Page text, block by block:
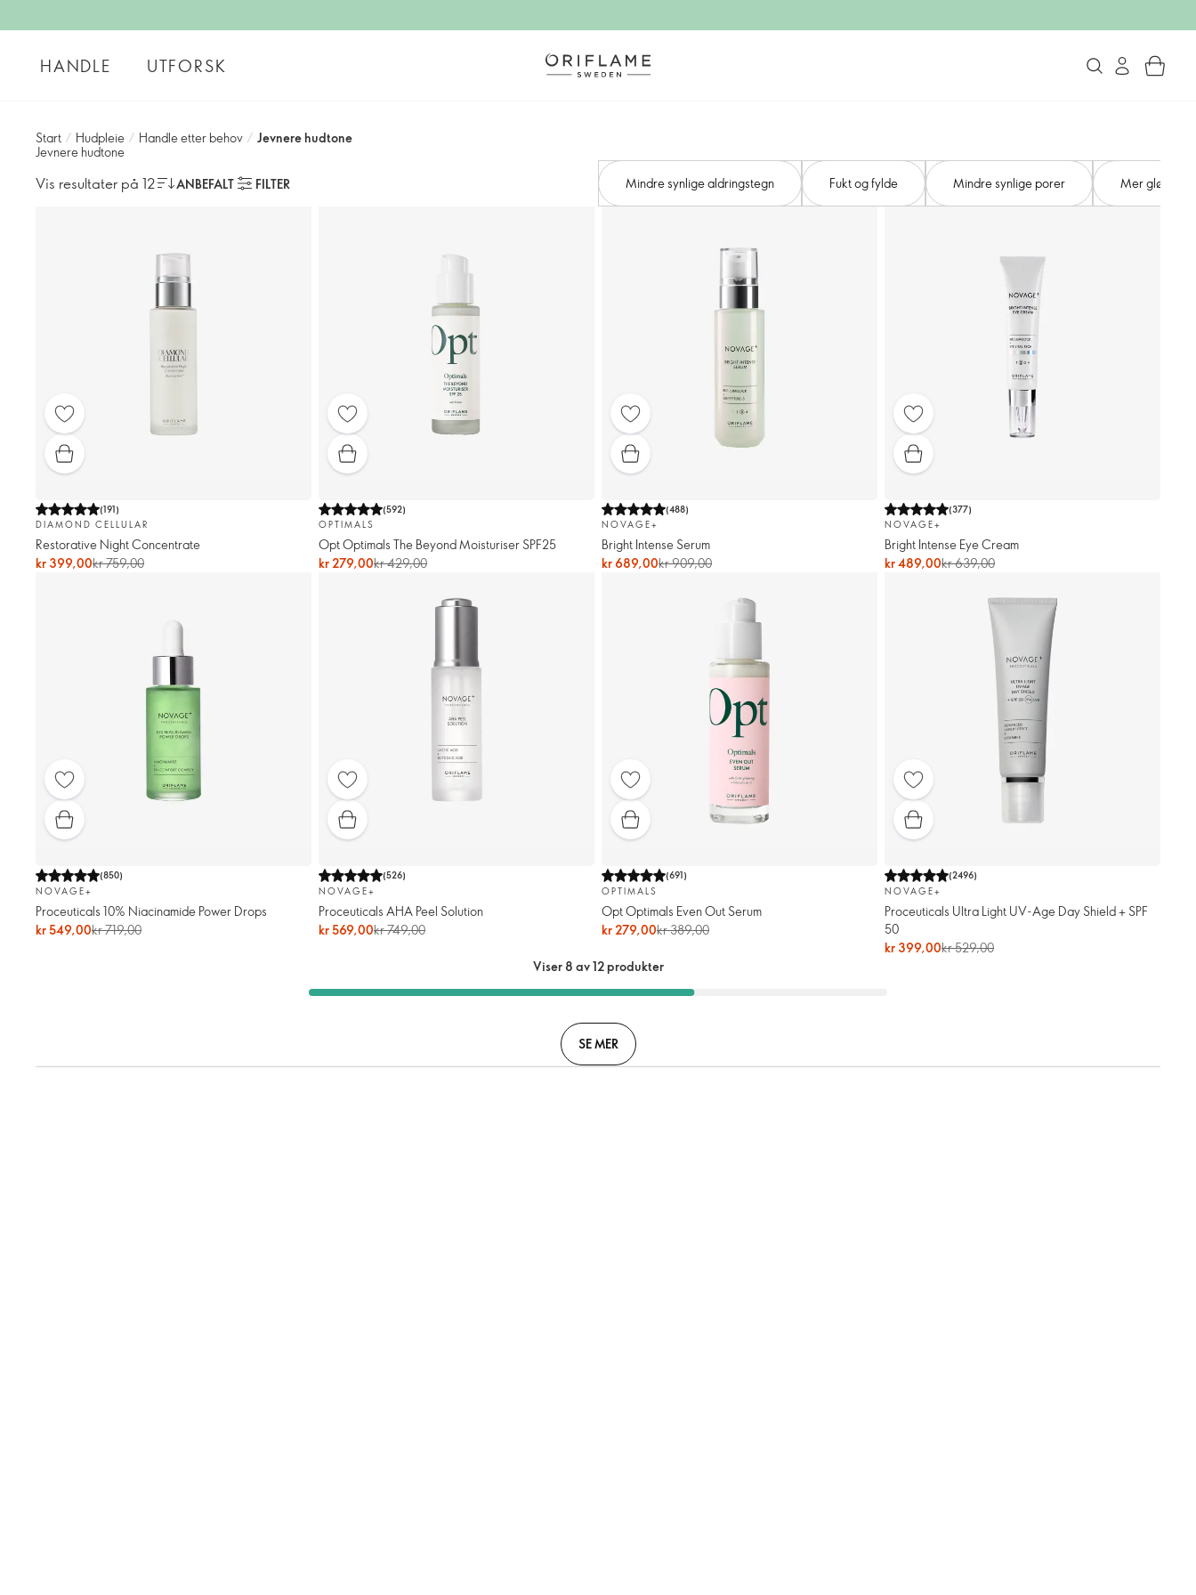
HANDLE UTFORSK
Start / Hudpleie / Handle etter behov / Jevnere hudtone
Jevnere hudtone
Vis resultater på 12 ANBEFALT FILTER Mindre synlige aldringstegn Fukt og fylde Mindre synlige porer Mer glød
(191)
DIAMOND CELLULAR
Restorative Night Concentrate
kr 399,00kr 759,00
(592)
OPTIMALS
Opt Optimals The Beyond Moisturiser SPF25
kr 279,00kr 429,00
(488)
NOVAGE+
Bright Intense Serum
kr 689,00kr 909,00
(377)
NOVAGE+
Bright Intense Eye Cream
kr 489,00kr 639,00
(850)
NOVAGE+
Proceuticals 10% Niacinamide Power Drops
kr 549,00kr 719,00
(526)
NOVAGE+
Proceuticals AHA Peel Solution
kr 569,00kr 749,00
(691)
OPTIMALS
Opt Optimals Even Out Serum
kr 279,00kr 389,00
(2496)
NOVAGE+
Proceuticals Ultra Light UV-Age Day Shield + SPF
50
kr 399,00kr 529,00
Viser 8 av 12 produkter
SE MER